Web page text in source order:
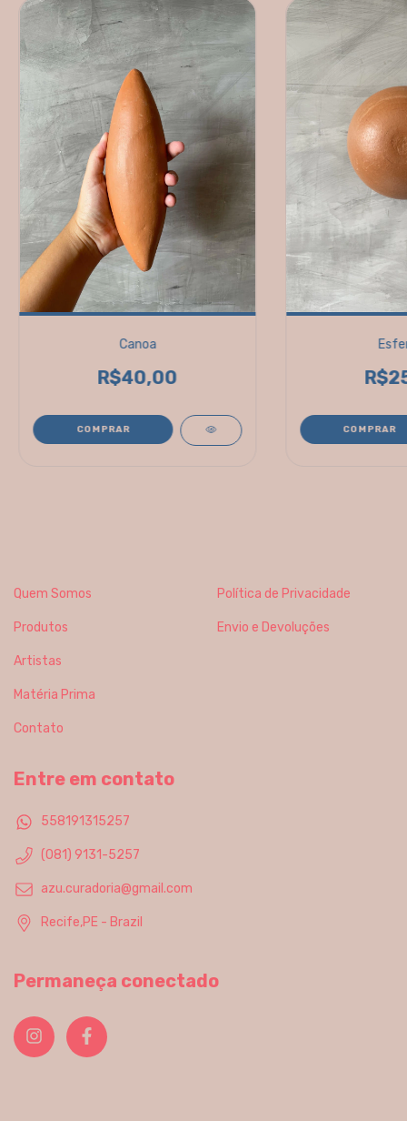
Canoa
R$40,00
Quem Somos
Produtos
Artistas
Matéria Prima
Contato
Política de Privacidade
Envio e Devoluções
Entre em contato
558191315257
(081) 9131-5257
azu.curadoria@gmail.com
Recife,PE - Brazil
Permaneça conectado